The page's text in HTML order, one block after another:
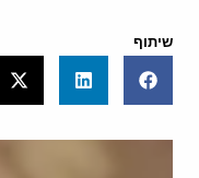
שיתוף